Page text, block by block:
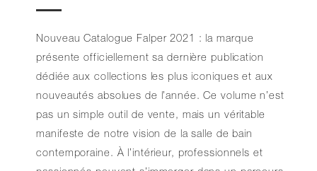
Nouveau Catalogue Falper 2021 : la marque
présente officiellement sa dernière publication
dédiée aux collections les plus iconiques et aux
nouveautés absolues de l’année. Ce volume n’est
pas un simple outil de vente, mais un véritable
manifeste de notre vision de la salle de bain
contemporaine. À l’intérieur, professionnels et